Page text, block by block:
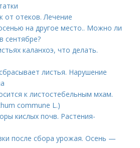
отеков. Лечение
на другое место.. Можно ли
сентябре?
каланхоэ, что делать.
листья. Нарушение
к листостебельным мхам.
commune L.)
кислых почв. Растения-
после сбора урожая. Осень —